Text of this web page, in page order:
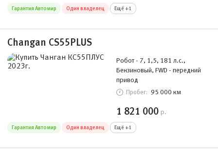
Гарантия Автомир Один владелец Ещё +1
Changan CS55PLUS
Робот - 7, 1,5, 181 л.с.,
Бензиновый, FWD - передний
привод
Пробег: 95 000 км
1 821 000 р.
Гарантия Автомир Один владелец Ещё +1